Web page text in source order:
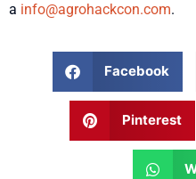
a info@agrohackcon.com.
Facebook
Pinterest